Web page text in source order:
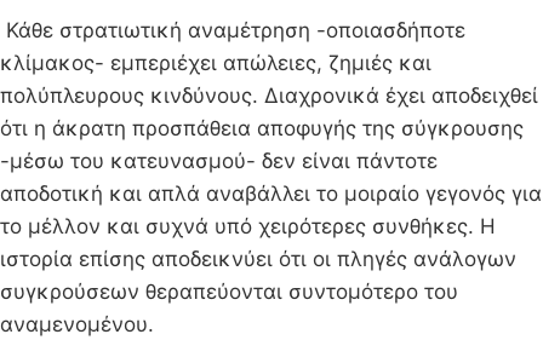
Κάθε στρατιωτική αναμέτρηση -οποιασδήποτε
κλίμακος- εμπεριέχει απώλειες, ζημιές και
πολύπλευρους κινδύνους. Διαχρονικά έχει αποδειχθεί
ότι η άκρατη προσπάθεια αποφυγής της σύγκρουσης
-μέσω του κατευνασμού- δεν είναι πάντοτε
αποδοτική και απλά αναβάλλει το μοιραίο γεγονός για
το μέλλον και συχνά υπό χειρότερες συνθήκες. Η
ιστορία επίσης αποδεικνύει ότι οι πληγές ανάλογων
συγκρούσεων θεραπεύονται συντομότερο του
αναμενομένου.